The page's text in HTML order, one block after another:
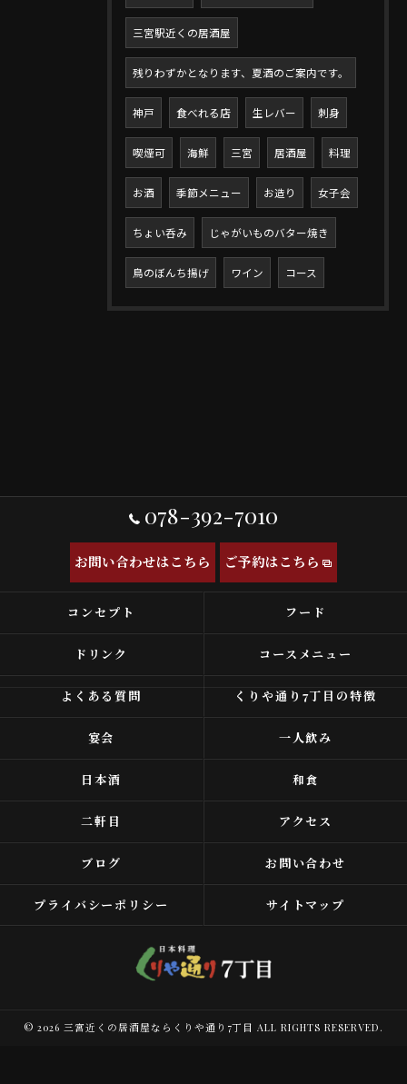
三宮駅近くの居酒屋
残りわずかとなります、夏酒のご案内です。
神戸 食べれる店 生レバー 刺身
喫煙可 海鮮 三宮 居酒屋 料理
お酒 季節メニュー お造り 女子会
ちょい呑み じゃがいものバター焼き
鳥のぼんち揚げ ワイン コース
078-392-7010
お問い合わせはこちら ご予約はこちら
コンセプト フード
ドリンク コースメニュー
よくある質問 くりや通り7丁目の特徴
宴会 一人飲み
日本酒 和食
二軒目 アクセス
ブログ お問い合わせ
プライバシーポリシー サイトマップ
© 2026 三宮近くの居酒屋ならくりや通り7丁目 ALL RIGHTS RESERVED.